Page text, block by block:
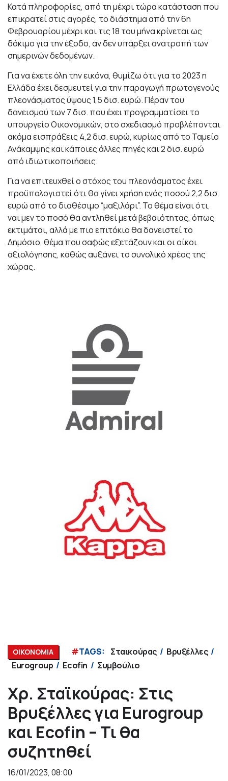
Κατά πληροφορίες, από τη μέχρι τώρα κατάσταση που
επικρατεί στις αγορές, το διάστημα από την 6η
Φεβρουαρίου μέχρι και τις 18 του μήνα κρίνεται ως
δόκιμο για την έξοδο, αν δεν υπάρξει ανατροπή των
σημερινών δεδομένων.
Για να έχετε όλη την εικόνα, θυμίζω ότι για το 2023 η
Ελλάδα έχει δεσμευτεί για την παραγωγή πρωτογενούς
πλεονάσματος ύψους 1,5 δισ. ευρώ. Πέραν του
δανεισμού των 7 δισ. που έχει προγραμματίσει το
υπουργείο Οικονομικών, στο σχεδιασμό προβλέπονται
ακόμα εισπράξεις 4,2 δισ. ευρώ, κυρίως από το Ταμείο
Ανάκαμψης και κάποιες άλλες πηγές και 2 δισ. ευρώ
από ιδιωτικοποιήσεις.
Για να επιτευχθεί ο στόχος του πλεονάσματος έχει
προϋπολογιστεί ότι θα γίνει χρήση ενός ποσού 2,2 δισ.
ευρώ από το διαθέσιμο “μαξιλάρι”. Το θέμα είναι ότι,
ναι μεν το ποσό θα αντληθεί μετά βεβαιότητας, όπως
εκτιμάται, αλλά με πιο επιτόκιο θα δανειστεί το
Δημόσιο, θέμα που σαφώς εξετάζουν και οι οίκοι
αξιολόγησης, καθώς αυξάνει το συνολικό χρέος της
χώρας.
ΟΙΚΟΝΟΜΙΑ #TAGS: Σταικούρας
Βρυξέλλες
Eurogroup
Ecofin Συμβούλιο
Χρ. Σταϊκούρας: Στις
Βρυξέλλες για Eurogroup
και Ecofin – Τι θα
συζητηθεί
16/01/2023, 08:00